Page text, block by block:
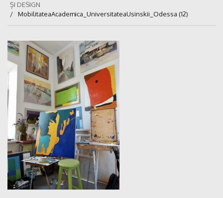
ȘI DESIGN
MobilitateaAcademica_UniversitateaUsinskii_Odessa (12)